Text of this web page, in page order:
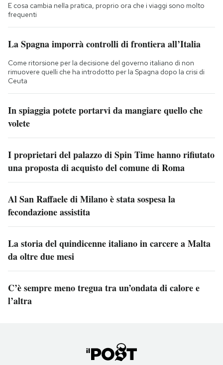
E cosa cambia nella pratica, proprio ora che i viaggi sono molto
frequenti
La Spagna imporrà controlli di frontiera all’Italia
Come ritorsione per la decisione del governo italiano di non
rimuovere quelli che ha introdotto per la Spagna dopo la crisi di
Ceuta
In spiaggia potete portarvi da mangiare quello che
volete
I proprietari del palazzo di Spin Time hanno rifiutato
una proposta di acquisto del comune di Roma
Al San Raffaele di Milano è stata sospesa la
fecondazione assistita
La storia del quindicenne italiano in carcere a Malta
da oltre due mesi
C’è sempre meno tregua tra un’ondata di calore e
l’altra